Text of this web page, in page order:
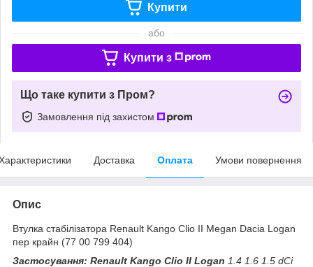
Купити
або
Купити з
Що таке купити з Пром?
Замовлення під захистом
Доставка Оплата Умови повернення
Опис
Втулка стабілізатора Renault Kango Clio II Megan Dacia Logan
пер крайн (77 00 799 404)
Застосування: Renault Kango Clio II Logan 1.4 1.6 1.5 dCi